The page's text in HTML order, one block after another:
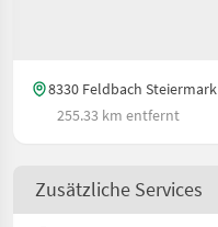
8330 Feldbach Steiermark
255.33 km entfernt
Zusätzliche Services